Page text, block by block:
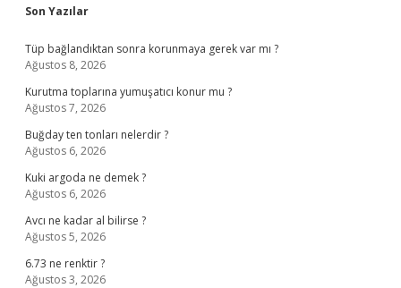
Sidebar
Son Yazılar
Tüp bağlandıktan sonra korunmaya gerek var mı ?
Ağustos 8, 2026
Kurutma toplarına yumuşatıcı konur mu ?
Ağustos 7, 2026
Buğday ten tonları nelerdir ?
Ağustos 6, 2026
Kuki argoda ne demek ?
Ağustos 6, 2026
Avcı ne kadar al bilirse ?
Ağustos 5, 2026
6.73 ne renktir ?
Ağustos 3, 2026